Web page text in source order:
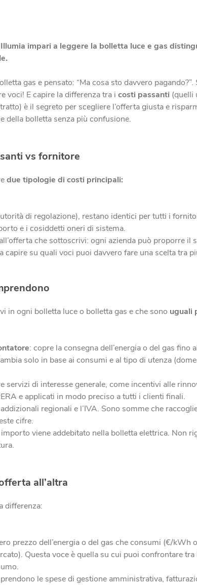
impari a leggere la bolletta luce e gas
gas e pensato: “Ma cosa sto davvero
voci! E capire la differenza tra i costi passanti (quelli
è il segreto per scegliere l’offerta giusta e
della bolletta senza più confusione.
vs fornitore
due tipologie di costi principali:
di regolazione), restano identici per tutti i
e i cosiddetti oneri di sistema.
che sottoscrivi: ogni azienda può proporre il
su quali voci puoi davvero fare una scelta tra
in ogni bolletta luce o bolletta gas e che sono uguali
: copre la consegna dell’energia o del gas fino
solo in base ai consumi e al tipo di utenza
servizi di interesse generale, come incentivi alle
e applicati in modo preciso a tutti i clienti finali.
regionali e l’IVA. Sono somme che
cifre.
viene addebitato nella bolletta elettrica. Non
all’altra
differenza:
prezzo dell’energia o del gas che consumi (€/kWh
Questa voce è quella su cui puoi confrontare
le spese di gestione amministrativa,